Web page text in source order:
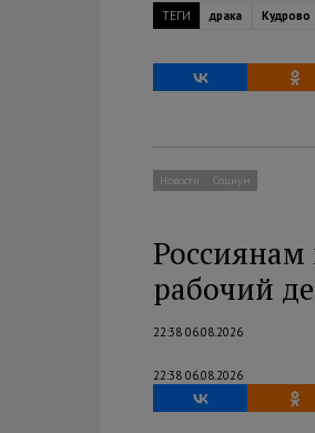
ТЕГИ драка Кудрово
Новости Социум
рабочий
22:38 06.08.2026
22:38 06.08.2026